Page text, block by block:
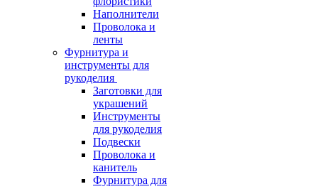
Наполнители
Проволока и
ленты
Фурнитура и
инструменты для
рукоделия
Заготовки для
украшений
Инструменты
для рукоделия
Подвески
Проволока и
канитель
Фурнитура для